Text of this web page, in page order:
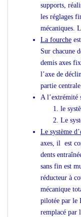
supports,
les réglages
mécaniques.
La fourche
Sur chacune
demis axes
l’axe de
partie
A l’extrémité
le
Le
Le système
axes, il est
dents
sans fin est
réducteur à
mécanique
pilotée par le
remplacé par